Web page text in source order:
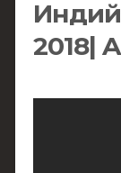
2018|